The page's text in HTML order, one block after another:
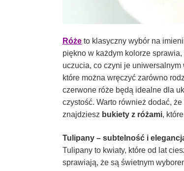
Róże to klasyczny wybór na
piękno w każdym kolorze
uczucia, co czyni je
które można wręczyć zarówno
czerwone róże będą idealne dla
czystość. Warto również dodać,
znajdziesz bukiety z różami,
Tulipany – subtelność i
Tulipany to kwiaty, które od lat
sprawiają, że są świetnym